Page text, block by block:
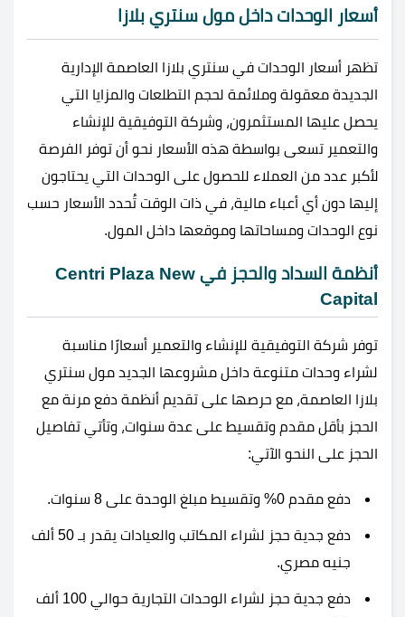
أسعار الوحدات داخل مول سنتري بلازا
تظهر أسعار الوحدات في سنتري بلازا العاصمة الإدارية
الجديدة معقولة وملائمة لحجم التطلعات والمزايا التي
يحصل عليها المستثمرون، وشركة التوفيقية للإنشاء
والتعمير تسعى بواسطة هذه الأسعار نحو أن توفر الفرصة
لأكبر عدد من العملاء للحصول على الوحدات التي يحتاجون
إليها دون أي أعباء مالية، في ذات الوقت تُحدد الأسعار حسب
نوع الوحدات ومساحاتها وموقعها داخل المول.
أنظمة السداد والحجز في Centri Plaza New
Capital
توفر شركة التوفيقية للإنشاء والتعمير أسعارًا مناسبة
لشراء وحدات متنوعة داخل مشروعها الجديد مول سنتري
بلازا العاصمة، مع حرصها على تقديم أنظمة دفع مرنة مع
الحجز بأقل مقدم وتقسيط على عدة سنوات، وتأتي تفاصيل
الحجز على النحو الآتي:
دفع مقدم 0% وتقسيط مبلغ الوحدة على 8 سنوات.
دفع جدية حجز لشراء المكاتب والعيادات يقدر بـ 50 ألف
جنيه مصري.
دفع جدية حجز لشراء الوحدات التجارية حوالي 100 ألف